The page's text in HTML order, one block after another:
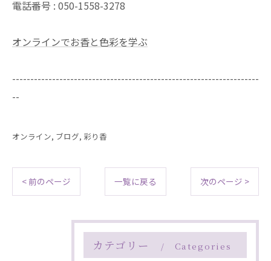
電話番号 : 050-1558-3278
オンラインでお香と色彩を学ぶ
--------------------------------------------------------------------
--
オンライン ブログ 彩り香
< 前のページ 一覧に戻る 次のページ >
カテゴリー Categories